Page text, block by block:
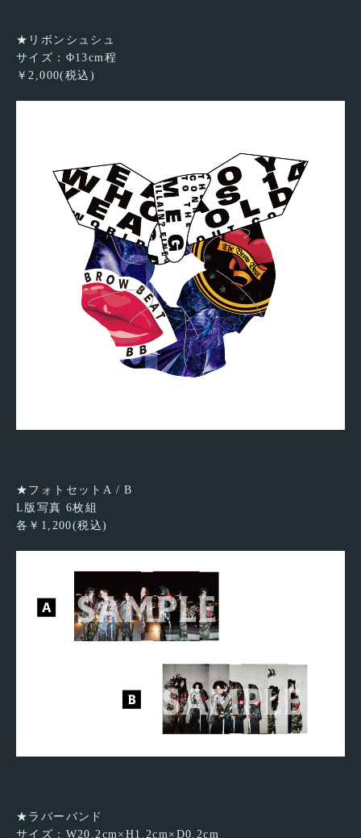
★リボンシュシュ
サイズ：Φ13cm程
￥2,000(税込)
★フォトセットA / B
L版写真 6枚組
各￥1,200(税込)
★ラバーバンド
サイズ：W20.2cm×H1.2cm×D0.2cm